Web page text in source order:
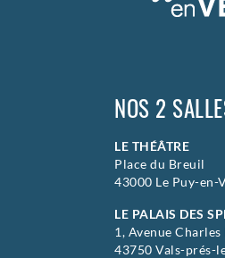
NOS 2
LE THÉÂTRE
Place du Breuil
43000 Le Puy-en-
LE PALAIS DES
1, Avenue Charles
43750 Vals-prés-